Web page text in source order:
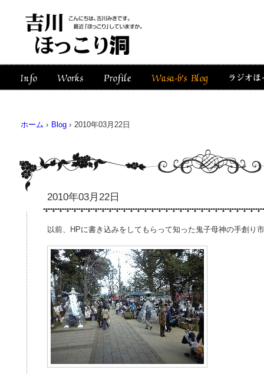
ホーム › Blog › 2010年03月22日
2010年03月22日
以前、HPに書き込みをしてもらって知った鬼子母神の手創り